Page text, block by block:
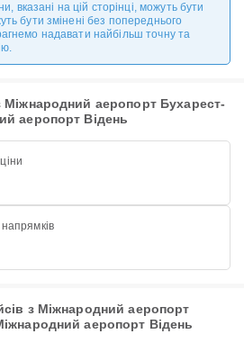
вказані на цій сторінці, можуть бути
бути змінені без попереднього
надавати найбільш точну та
Міжнародний аеропорт Бухарест-
аеропорт Відень
напрямків
з Міжнародний аеропорт
аеропорт Відень